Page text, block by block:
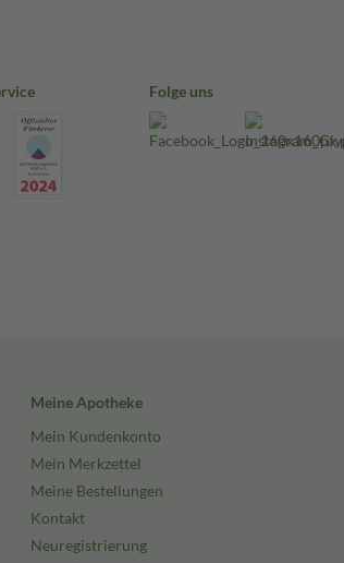
Folge uns
Meine Apotheke
Mein Kundenkonto
Mein Merkzettel
Meine Bestellungen
Kontakt
Neuregistrierung